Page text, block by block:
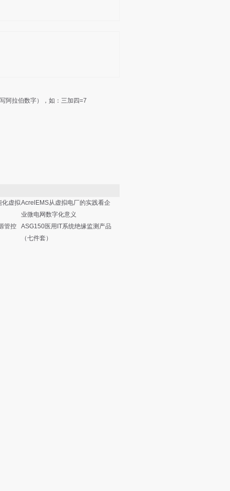
阿拉伯数字），如：三加四=7
化虚拟AcrelEMS从虚拟电厂的实践看企
业微电网数字化意义
管控
ASG150医用IT系统绝缘监测产品
（七件套）